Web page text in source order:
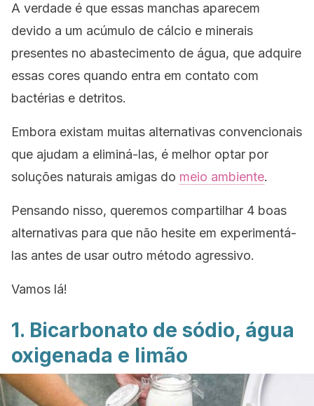
A verdade é que essas manchas aparecem
devido a um acúmulo de cálcio e minerais
presentes no abastecimento de água, que adquire
essas cores quando entra em contato com
bactérias e detritos.
Embora existam muitas alternativas convencionais
que ajudam a eliminá-las, é melhor optar por
soluções naturais amigas do meio ambiente.
Pensando nisso, queremos compartilhar 4 boas
alternativas para que não hesite em experimentá-
las antes de usar outro método agressivo.
Vamos lá!
1. Bicarbonato de sódio, água
oxigenada e limão